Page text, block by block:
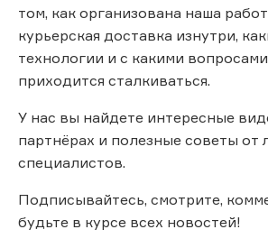
том, как организована наша
курьерская доставка изнутри,
технологии и с какими
приходится сталкиваться.
У нас вы найдете интересные
партнёрах и полезные советы от
специалистов.
Подписывайтесь, смотрите,
будьте в курсе всех новостей!